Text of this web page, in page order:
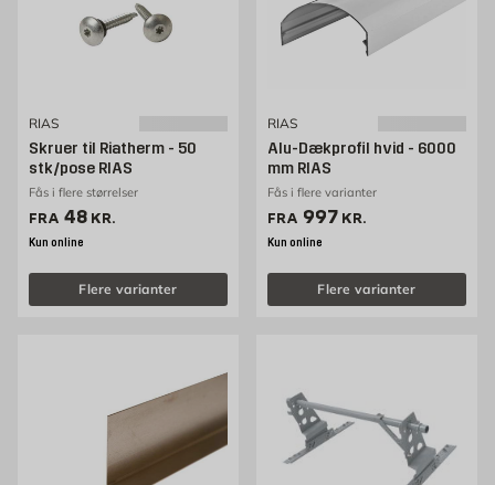
RIAS
Skruer til Riatherm - 50
stk/pose RIAS
Fås i flere størrelser
FRA Pris 48 kr. /stk
48 KR.
Kun online
Flere varianter
RIAS
Alu-Dækprofil hvid - 6000
mm RIAS
Fås i flere varianter
FRA Pris 997 kr. /stk
997 KR.
Kun online
Flere varianter